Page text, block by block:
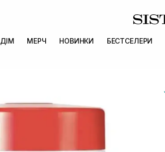
ДІМ МЕРЧ НОВИНКИ БЕСТСЕЛЕРИ